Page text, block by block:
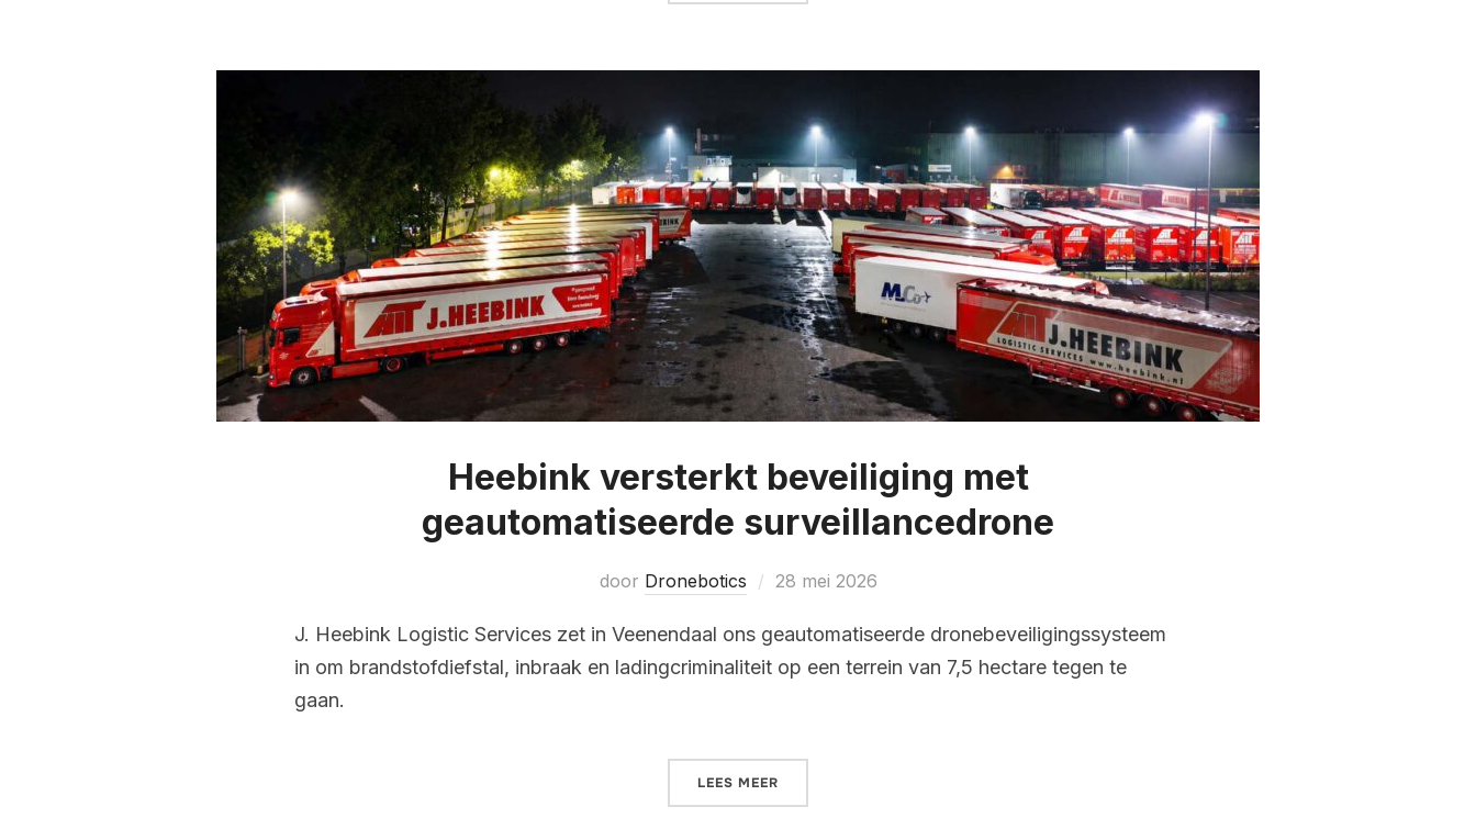
Heebink versterkt beveiliging met
geautomatiseerde surveillancedrone
door Dronebotics 28 mei 2026
J. Heebink Logistic Services zet in Veenendaal ons geautomatiseerde dronebeveiligingssysteem
in om brandstofdiefstal, inbraak en ladingcriminaliteit op een terrein van 7,5 hectare tegen te
gaan.
LEES MEER